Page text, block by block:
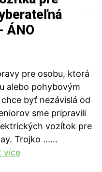
ÁNO
pre osobu, ktorá
alebo pohybovým
byť nezávislá od
sme pripravili
vozítok pre
Trojko ......
více